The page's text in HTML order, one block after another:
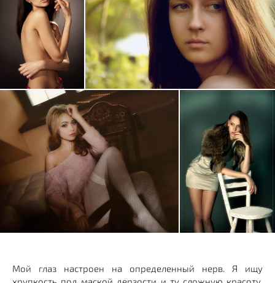
Мой глаз настроен на определенный нерв. Я ищу